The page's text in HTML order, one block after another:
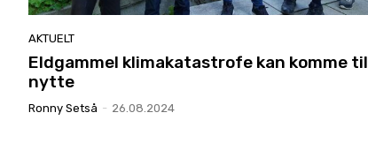
AKTUELT
Eldgammel klimakatastrofe kan komme til
nytte
Ronny Setså - 26.08.2024